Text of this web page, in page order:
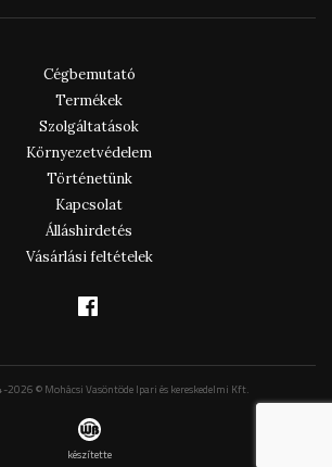
Cégbemutató
Termékek
Szolgáltatások
Környezetvédelem
Történetünk
Kapcsolat
Álláshirdetés
Vásárlási feltételek
© Mohácsi Vasöntöde Ipari és kereskedelmi Kft.
készítette